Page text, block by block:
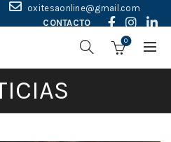
oxitesaonline@gmail.com
CONTACTO
0